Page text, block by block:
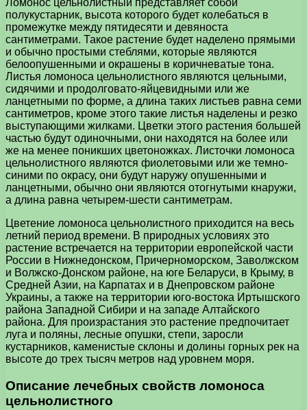
Ломонос цельнолистный представляет собой
полукустарник, высота которого будет колебаться в
промежутке между пятидесяти и девяноста
сантиметрами. Такое растение будет наделено прямыми
и обычно простыми стеблями, которые являются
белоопушенными и окрашены в коричневатые тона.
Листья ломоноса цельнолистного являются цельными,
сидячими и продолговато-яйцевидными или же
ланцетными по форме, а длина таких листьев равна семи
сантиметров, кроме этого такие листья наделены и резко
выступающими жилками. Цветки этого растения большей
частью будут одиночными, они находятся на более или
же на менее поникших цветоножках. Листочки ломоноса
цельнолистного являются фиолетовыми или же темно-
синими по окрасу, они будут наружу опушенными и
ланцетными, обычно они являются отогнутыми кнаружи,
а длина равна четырем-шести сантиметрам.
Цветение ломоноса цельнолистного приходится на весь
летний период времени. В природных условиях это
растение встречается на территории европейской части
России в Нижнедонском, Причерноморском, Заволжском
и Волжско-Донском районе, на юге Беларуси, в Крыму, в
Средней Азии, на Карпатах и в Днепровском районе
Украины, а также на территории юго-востока Иртышского
района Западной Сибири и на западе Алтайского
района. Для произрастания это растение предпочитает
луга и поляны, лесные опушки, степи, заросли
кустарников, каменистые склоны и долины горных рек на
высоте до трех тысяч метров над уровнем моря.
Описание лечебных свойств ломоноса
цельнолистного